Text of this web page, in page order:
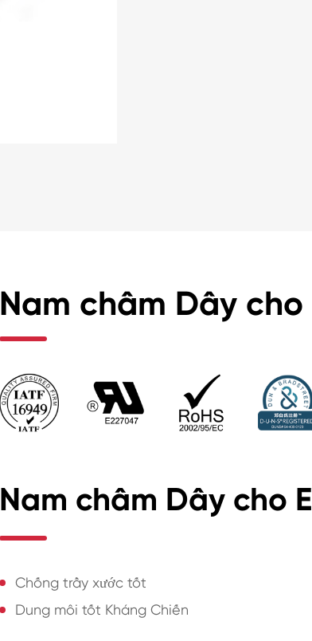
Nam châm Dây cho
Nam châm Dây cho
Chống trầy xước tốt
Dung môi tốt Kháng Chiến